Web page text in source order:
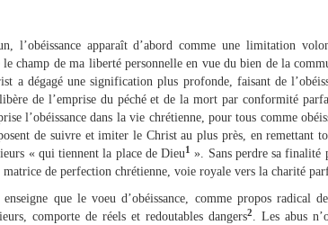
l’obéissance apparaît d’abord comme une limitation
le champ de ma liberté personnelle en vue du bien de la
a dégagé une signification plus profonde, faisant de
de l’emprise du péché et de la mort par conformité
l’obéissance dans la vie chrétienne, pour tous comme
de suivre et imiter le Christ au plus près, en remettant
« qui tiennent la place de Dieu1
». Sans perdre sa finalité
de perfection chrétienne, voie royale vers la charité
que le voeu d’obéissance, comme propos radical
comporte de réels et redoutables dangers2. Les abus